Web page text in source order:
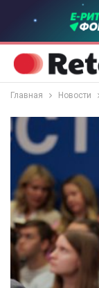
Главная Новости